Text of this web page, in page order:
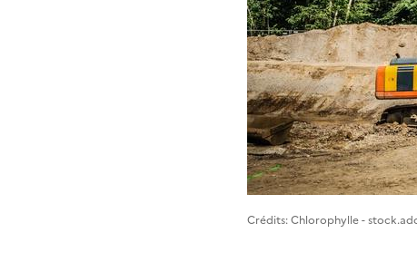
Image 1
Crédits: Chlorophylle -